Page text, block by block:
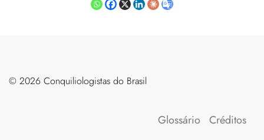
©️ 2026 Conquiliologistas do Brasil
Glossário Créditos